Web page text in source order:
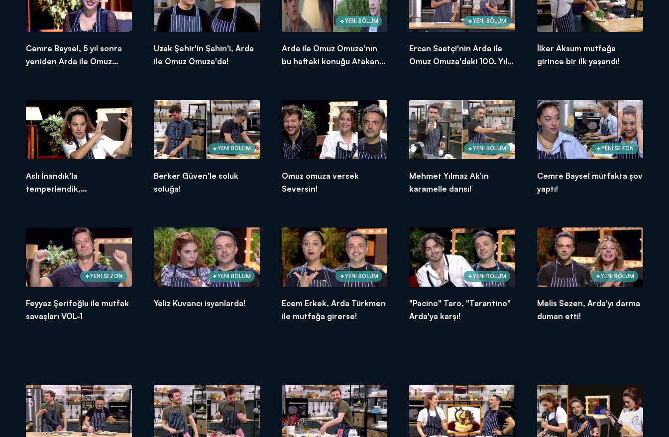
Cemre Baysel, 5 yıl sonra
yeniden Arda ile Omuz
Uzak Şehir'in Şahin'i, Arda
ile Omuz Omuza'da!
YENİ BÖLÜM
Arda ile Omuz Omuza'nın
bu haftaki konuğu Atakan
YENİ BÖLÜM
Ercan Saatçi'nin Arda ile
Omuz Omuza'daki 100. Yıl
İlker Aksum mutfağa
girince bir ilk yaşandı!
Aslı İnandık'la
temperlendik,
YENİ BÖLÜM
Berker Güven'le soluk
soluğa!
Omuz omuza versek
Seversin!
YENİ BÖLÜM
Mehmet Yılmaz Ak'ın
karamelle dansı!
YENİ SEZON
Cemre Baysel mutfakta şov
yaptı!
YENİ SEZON
Feyyaz Şerifoğlu ile mutfak
savaşları VOL-1
YENİ BÖLÜM
Yeliz Kuvancı isyanlarda!
YENİ BÖLÜM
Ecem Erkek, Arda Türkmen
ile mutfağa girerse!
YENİ BÖLÜM
"Pacino" Taro, "Tarantino"
Arda'ya karşı!
YENİ BÖLÜM
Melis Sezen, Arda'yı darma
duman etti!